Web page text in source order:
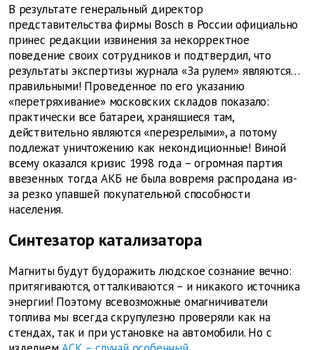
В результате генеральный директор
представительства фирмы Bosch в России официально
принес редакции извинения за некорректное
поведение своих сотрудников и подтвердил, что
результаты экспертизы журнала «За рулем» являются…
правильными! Проведенное по его указанию
«перетряхивание» московских складов показало:
практически все батареи, хранящиеся там,
действительно являются «перезрелыми», а потому
подлежат уничтожению как некондиционные! Виной
всему оказался кризис 1998 года – огромная партия
ввезенных тогда АКБ не была вовремя распродана из-
за резко упавшей покупательной способности
населения.
Синтезатор катализатора
Магниты будут будоражить людское сознание вечно:
притягиваются, отталкиваются – и никакого источника
энергии! Поэтому всевозможные омагничиватели
топлива мы всегда скрупулезно проверяли как на
стендах, так и при установке на автомобили. Но с